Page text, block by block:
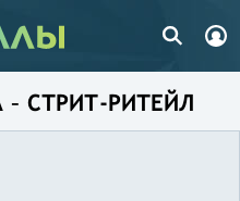
СТРИТ-РИТЕЙЛ